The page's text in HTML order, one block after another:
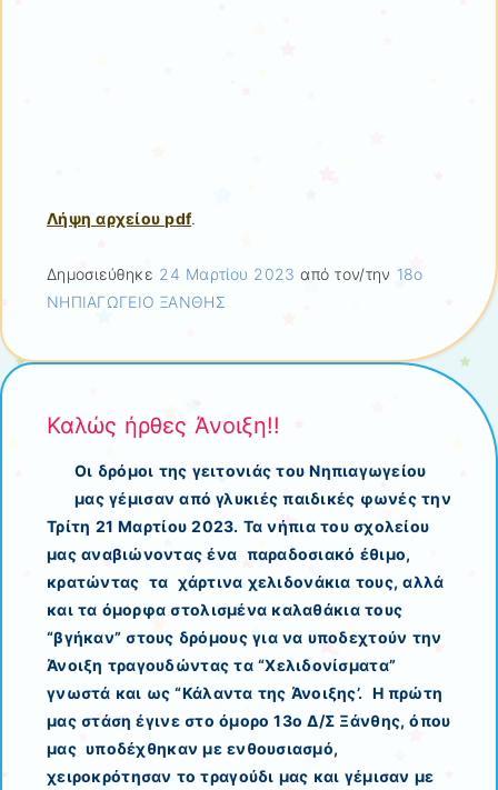
Λήψη αρχείου pdf.
Δημοσιεύθηκε 24 Μαρτίου 2023 από τον/την 18ο
ΝΗΠΙΑΓΩΓΕΙΟ ΞΑΝΘΗΣ
Καλώς ήρθες Άνοιξη!!
Οι δρόμοι της γειτονιάς του Νηπιαγωγείου
μας γέμισαν από γλυκιές παιδικές φωνές την
Τρίτη 21 Μαρτίου 2023. Τα νήπια του σχολείου
μας αναβιώνοντας ένα παραδοσιακό έθιμο,
κρατώντας τα χάρτινα χελιδονάκια τους, αλλά
και τα όμορφα στολισμένα καλαθάκια τους
“βγήκαν” στους δρόμους για να υποδεχτούν την
Άνοιξη τραγουδώντας τα “Χελιδονίσματα”
γνωστά και ως “Κάλαντα της Άνοιξης’. Η πρώτη
μας στάση έγινε στο όμορο 13ο Δ/Σ Ξάνθης, όπου
μας υποδέχθηκαν με ενθουσιασμό,
χειροκρότησαν το τραγούδι μας και γέμισαν με